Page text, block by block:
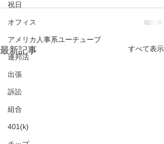
祝日
オフィス
アメリカ人事系ユーチューブ
連邦法
出張
訴訟
組合
401(k)
最新記事 すべて表示